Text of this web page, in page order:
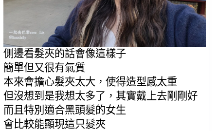
側邊看髮夾的話會像這樣子
簡單但又很有氣質
本來會擔心髮夾太大，使得造型感太重
但沒想到是我想太多了，其實戴上去剛剛好
而且特別適合黑頭髮的女生
會比較能顯現這只髮夾